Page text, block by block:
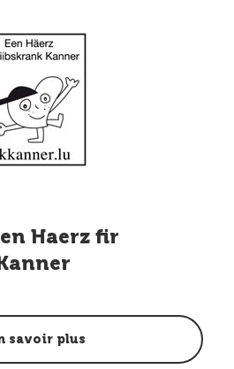
Haerz fir
savoir plus